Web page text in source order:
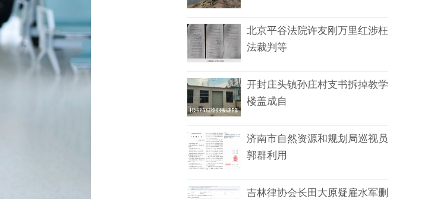
北京平谷法院许友刚万里红涉枉
法裁判等
开封庄头镇孙庄村支书拆掉教学
楼盖成自
济南市自然资源和规划局巡视员
郭群利用
吉林律协会长田大原疑雇水军删